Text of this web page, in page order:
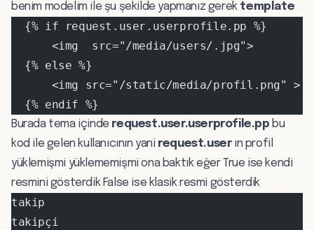
benim modelim ile şu şekilde yapmanız gerek template
  {% if request.user.userprofile.pp %}
      <img  src="/media/users/.jpg">
  {% else %}
      <img src="/static/media/profil.png" >
  {% endif %}
Burada tema içinde request.user.userprofile.pp bu
kod ile gelen kullanıcının yani request.userın profil
yüklemişmi yüklememişmi ona baktık eğer True ise kendi
resmini gösterdik False ise klasik resmi gösterdik
takip
takipçi